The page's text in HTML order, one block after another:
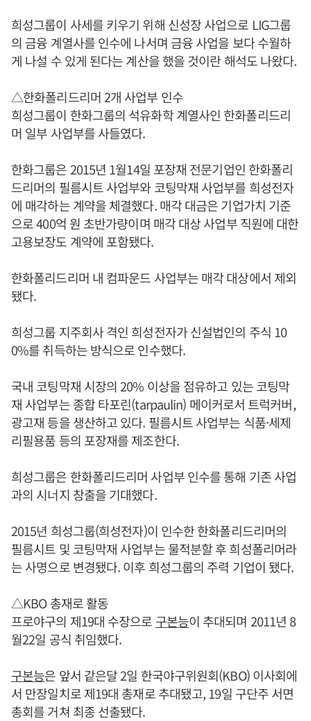
희성그룹이 사세를 키우기 위해 신성장 사업으로 LIG그룹
의 금융 계열사를 인수에 나서며 금융 사업을 보다 수월하
게 나설 수 있게 된다는 계산을 했을 것이란 해석도 나왔다.
△한화폴리드리머 2개 사업부 인수
희성그룹이 한화그룹의 석유화학 계열사인 한화폴리드리
머 일부 사업부를 사들였다.
한화그룹은 2015년 1월14일 포장재 전문기업인 한화폴리
드리머의 필름시트 사업부와 코팅막재 사업부를 희성전자
에 매각하는 계약을 체결했다. 매각 대금은 기업가치 기준
으로 400억 원 초반가량이며 매각 대상 사업부 직원에 대한
고용보장도 계약에 포함됐다.
한화폴리드리머 내 컴파운드 사업부는 매각 대상에서 제외
됐다.
희성그룹 지주회사 격인 희성전자가 신설법인의 주식 10
0%를 취득하는 방식으로 인수했다.
국내 코팅막재 시장의 20% 이상을 점유하고 있는 코팅막
재 사업부는 종합 타포린(tarpaulin) 메이커로서 트럭커버,
광고재 등을 생산하고 있다. 필름시트 사업부는 식품·세제
리필용품 등의 포장재를 제조한다.
희성그룹은 한화폴리드리머 사업부 인수를 통해 기존 사업
과의 시너지 창출을 기대했다.
2015년 희성그룹(희성전자)이 인수한 한화폴리드리머의
필름시트 및 코팅막재 사업부는 물적분할 후 희성폴리머라
는 사명으로 변경됐다. 이후 희성그룹의 주력 기업이 됐다.
△KBO 총재로 활동
프로야구의 제19대 수장으로 구본능이 추대되며 2011년 8
월22일 공식 취임했다.
구본능은 앞서 같은달 2일 한국야구위원회(KBO) 이사회에
서 만장일치로 제19대 총재로 추대됐고, 19일 구단주 서면
총회를 거쳐 최종 선출됐다.